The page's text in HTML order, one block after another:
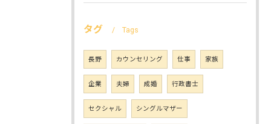
タグ Tags
長野 カウンセリング 仕事 家族
企業 夫婦 成婚 行政書士
セクシャル シングルマザー